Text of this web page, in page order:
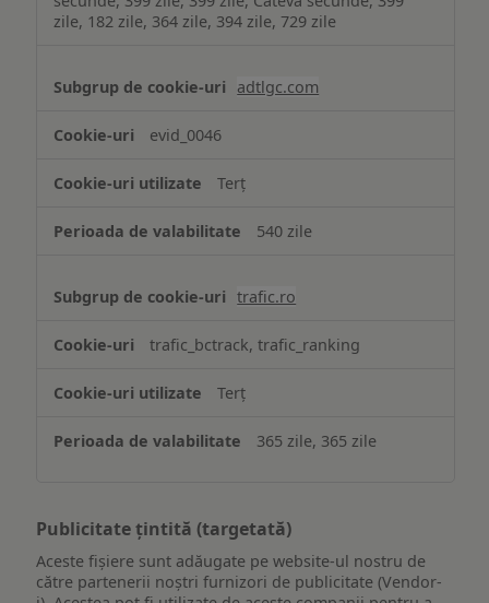
zile, 182 zile, 364 zile, 394 zile, 729 zile
adtlgc.com
evid_0046
Terț
540 zile
trafic.ro
trafic_bctrack, trafic_ranking
Terț
365 zile, 365 zile
Publicitate țintită (targetată)
Aceste fișiere sunt adăugate pe website-ul nostru de
către partenerii noștri furnizori de publicitate (Vendor-